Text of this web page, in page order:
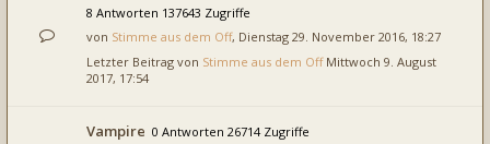
8 Antworten 137643 Zugriffe
von Stimme aus dem Off, Dienstag 29. November 2016, 18:27
Letzter Beitrag von Stimme aus dem Off Mittwoch 9. August
2017, 17:54
Vampire 0 Antworten 26714 Zugriffe